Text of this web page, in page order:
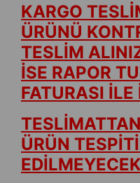
KARGO
ÜRÜNÜ
TESLİM
İSE RAPOR
FATURASI
ÜRÜN